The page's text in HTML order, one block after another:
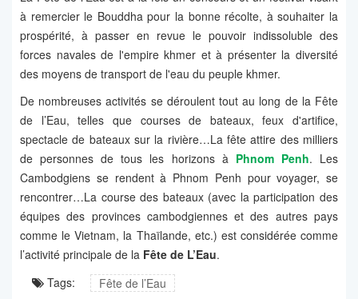
à remercier le Bouddha pour la bonne récolte, à souhaiter la
prospérité, à passer en revue le pouvoir indissoluble des
forces navales de l'empire khmer et à présenter la diversité
des moyens de transport de l'eau du peuple khmer.
De nombreuses activités se déroulent tout au long de la Fête
de l’Eau, telles que courses de bateaux, feux d'artifice,
spectacle de bateaux sur la rivière…La fête attire des milliers
de personnes de tous les horizons à Phnom Penh. Les
Cambodgiens se rendent à Phnom Penh pour voyager, se
rencontrer…La course des bateaux (avec la participation des
équipes des provinces cambodgiennes et des autres pays
comme le Vietnam, la Thaïlande, etc.) est considérée comme
l’activité principale de la Fête de L’Eau.
Tags:
Fête de l’Eau